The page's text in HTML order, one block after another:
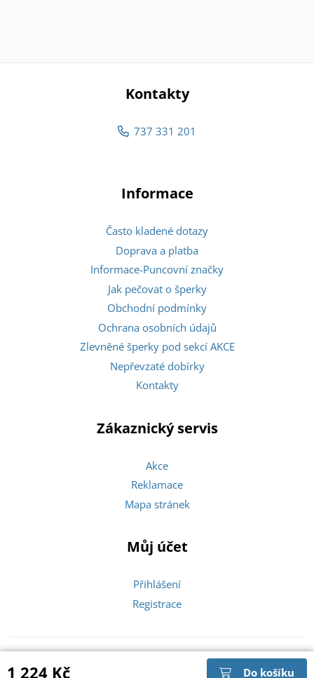
1 224 Kč Do košíku
Kontakty
737 331 201
Informace
Často kladené dotazy
Doprava a platba
Informace-Puncovní značky
Jak pečovat o šperky
Obchodní podmínky
Ochrana osobních údajů
Zlevněné šperky pod sekcí AKCE
Nepřevzaté dobírky
Kontakty
Zákaznický servis
Akce
Reklamace
Mapa stránek
Můj účet
Přihlášení
Registrace
Copyright © 2026 Zlatíčka |